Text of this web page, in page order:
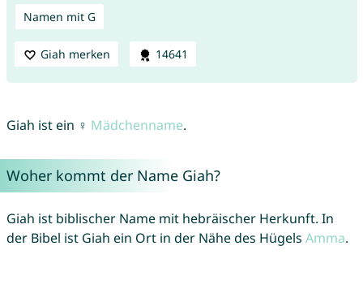
Namen mit G
Giah merken 14641
Giah ist ein ♀ Mädchenname.
Woher kommt der Name Giah?
Giah ist biblischer Name mit hebräischer Herkunft. In
der Bibel ist Giah ein Ort in der Nähe des Hügels Amma.